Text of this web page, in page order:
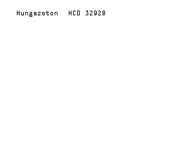
Hungaroton HCD 32928